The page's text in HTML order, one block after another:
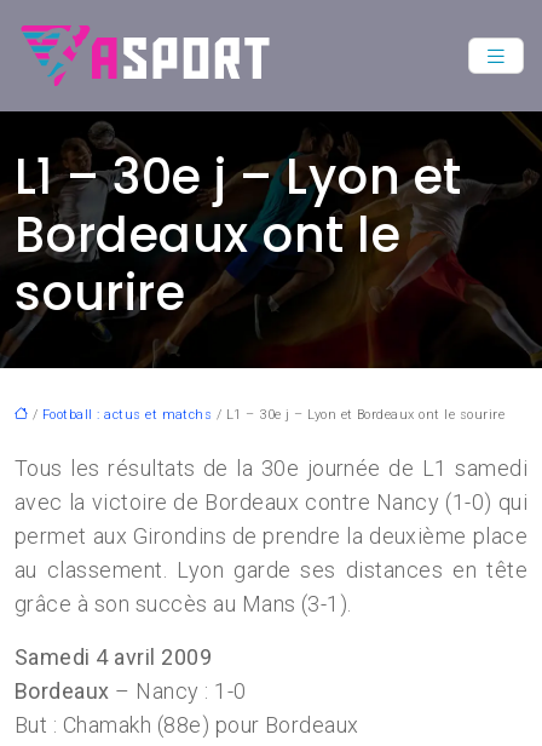
L1 – 30e j – Lyon et
Bordeaux ont le
sourire
/ Football : actus et matchs / L1 – 30e j – Lyon et Bordeaux ont le sourire
Tous les résultats de la 30e journée de L1 samedi
avec la victoire de Bordeaux contre Nancy (1-0) qui
permet aux Girondins de prendre la deuxième place
au classement. Lyon garde ses distances en tête
grâce à son succès au Mans (3-1).
Samedi 4 avril 2009
Bordeaux – Nancy : 1-0
But : Chamakh (88e) pour Bordeaux